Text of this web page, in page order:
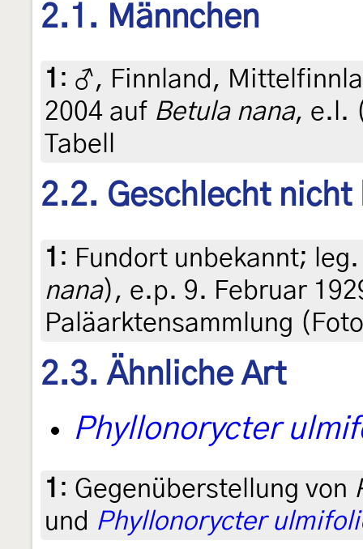
2.1. Männchen
1 : ♂, Finnland,
2004 auf Betula nana, e.l.
Tabell
2.2. Geschlecht nicht
1 : Fundort unbekannt;
nana), e.p. 9. Februar
Paläarktensammlung
2.3. Ähnliche Art
Phyllonorycter
1 : Gegenüberstellung von
und Phyllonorycter